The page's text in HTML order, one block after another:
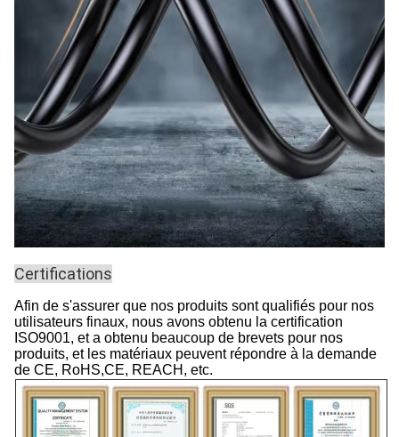
Certifications
Afin de s'assurer que nos produits sont qualifiés pour nos
utilisateurs finaux, nous avons obtenu la certification
ISO9001, et a obtenu beaucoup de brevets pour nos
produits, et les matériaux peuvent répondre à la demande
de CE, RoHS,CE, REACH, etc.